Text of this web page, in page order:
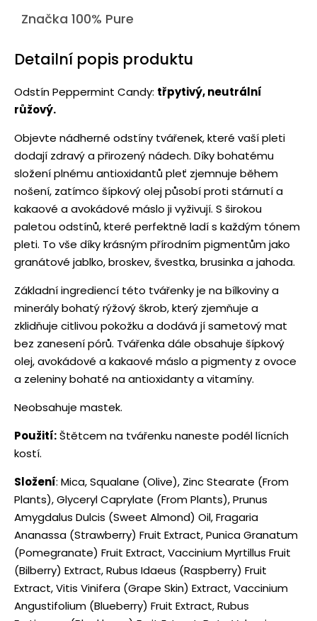
Značka 100% Pure
Detailní popis produktu
Odstín Peppermint Candy: třpytivý, neutrální
růžový.
Objevte nádherné odstíny tvářenek, které vaší pleti
dodají zdravý a přirozený nádech. Díky bohatému
složení plnému antioxidantů pleť zjemnuje během
nošení, zatímco šípkový olej působí proti stárnutí a
kakaové a avokádové máslo ji vyživují. S širokou
paletou odstínů, které perfektně ladí s každým tónem
pleti. To vše díky krásným přírodním pigmentům jako
granátové jablko, broskev, švestka, brusinka a jahoda.
Základní ingrediencí této tvářenky je na bílkoviny a
minerály bohatý rýžový škrob, který zjemňuje a
zklidňuje citlivou pokožku a dodává jí sametový mat
bez zanesení pórů. Tvářenka dále obsahuje šípkový
olej, avokádové a kakaové máslo a pigmenty z ovoce
a zeleniny bohaté na antioxidanty a vitamíny.
Neobsahuje mastek.
Použití:Štětcem na tvářenku naneste podél lícních
kostí.
Složení: Mica, Squalane (Olive), Zinc Stearate (From
Plants), Glyceryl Caprylate (From Plants), Prunus
Amygdalus Dulcis (Sweet Almond) Oil, Fragaria
Ananassa (Strawberry) Fruit Extract, Punica Granatum
(Pomegranate) Fruit Extract, Vaccinium Myrtillus Fruit
(Bilberry) Extract, Rubus Idaeus (Raspberry) Fruit
Extract, Vitis Vinifera (Grape Skin) Extract, Vaccinium
Angustifolium (Blueberry) Fruit Extract, Rubus